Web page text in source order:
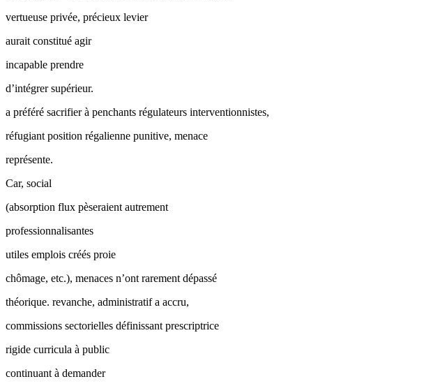
vertueuse privée, précieux levier
aurait constitué agir
incapable prendre
d’intégrer supérieur.
a préféré sacrifier à penchants régulateurs interventionnistes,
réfugiant position régalienne punitive, menace
représente.
Car, social
(absorption flux pèseraient autrement
professionnalisantes
utiles emplois créés proie
chômage, etc.), menaces n’ont rarement dépassé
théorique. revanche, administratif a accru,
commissions sectorielles définissant prescriptrice
rigide curricula à public
continuant à demander